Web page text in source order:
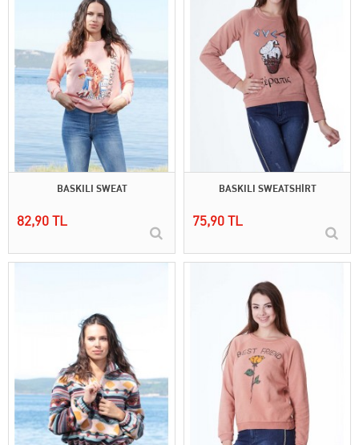
BASKILI SWEAT
82,90 TL
BASKILI SWEATSHİRT
75,90 TL